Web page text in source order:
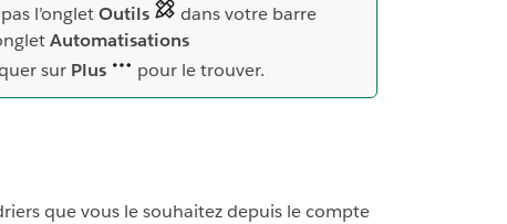
l’ongletOutils
dans votre barre
Automatisations
sur Plus pour le trouver.
que vous le souhaitez depuis le compte